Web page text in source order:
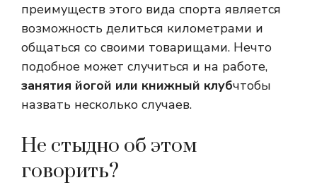
преимуществ этого вида спорта является
возможность делиться километрами и
общаться со своими товарищами. Нечто
подобное может случиться и на работе,
занятия йогой или книжный клубчтобы
назвать несколько случаев.
Не стыдно об этом
говорить?